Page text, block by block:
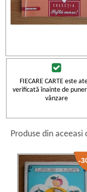
FIECARE CARTE este
verificată înainte de
vânzare
Produse din aceeasi
-